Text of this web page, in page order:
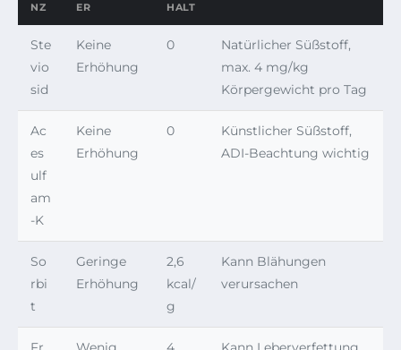
NZ
ER
HALT
Ste
vio
sid
Keine
Erhöhung
0
Natürlicher Süßstoff,
max. 4 mg/kg
Körpergewicht pro Tag
Ac
es
ulf
am
-K
Keine
Erhöhung
0
Künstlicher Süßstoff,
ADI-Beachtung wichtig
So
rbi
t
Geringe
Erhöhung
2,6
kcal/
g
Kann Blähungen
verursachen